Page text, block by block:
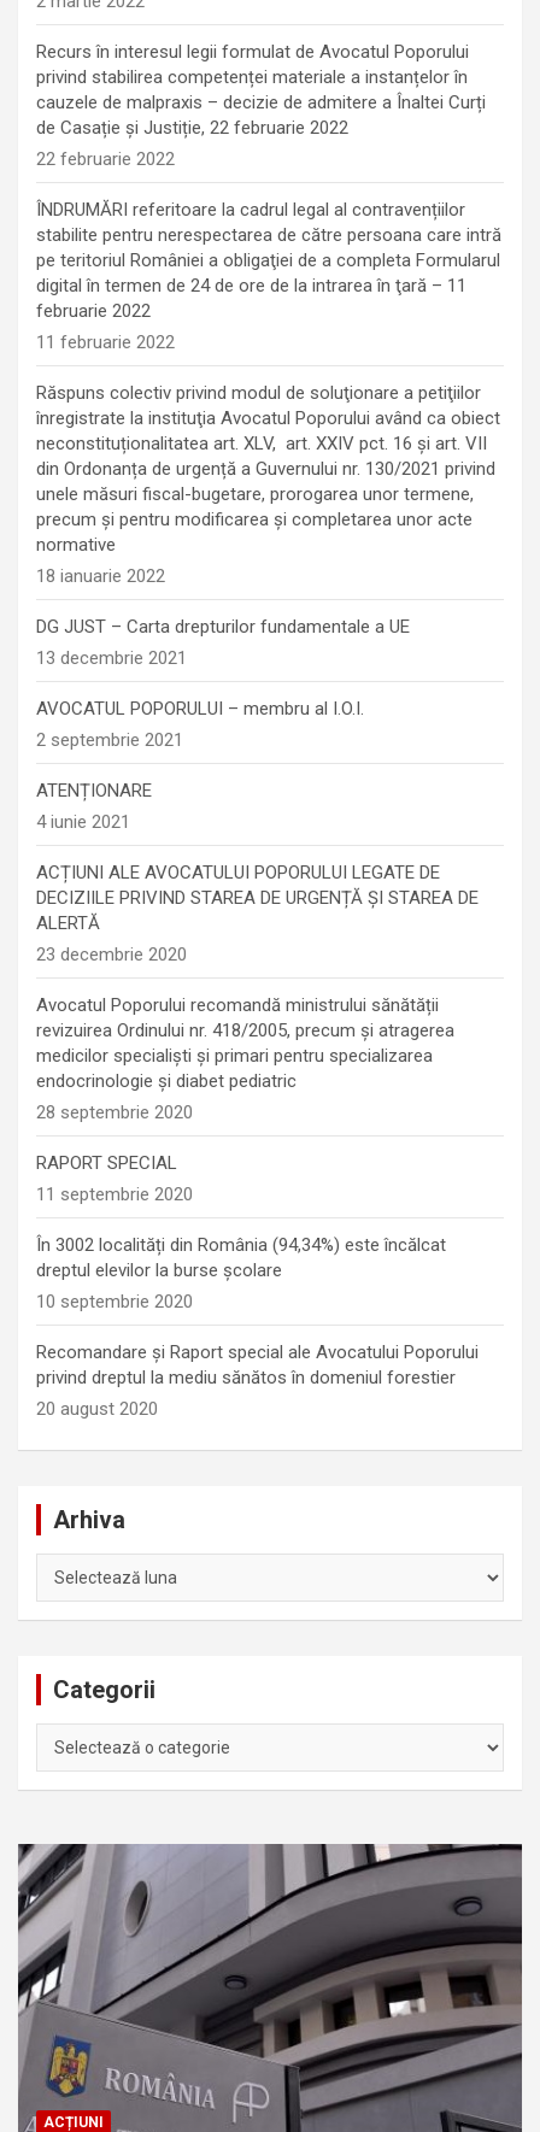
Recurs în interesul legii formulat de Avocatul Poporului
privind stabilirea competenței materiale a instanțelor în
cauzele de malpraxis – decizie de admitere a Înaltei Curți
de Casație și Justiție, 22 februarie 2022
22 februarie 2022
ÎNDRUMĂRI referitoare la cadrul legal al contravențiilor
stabilite pentru nerespectarea de către persoana care intră
pe teritoriul României a obligaţiei de a completa Formularul
digital în termen de 24 de ore de la intrarea în ţară – 11
februarie 2022
11 februarie 2022
Răspuns colectiv privind modul de soluţionare a petiţiilor
înregistrate la instituţia Avocatul Poporului având ca obiect
neconstituționalitatea art. XLV, art. XXIV pct. 16 și art. VII
din Ordonanța de urgență a Guvernului nr. 130/2021 privind
unele măsuri fiscal-bugetare, prorogarea unor termene,
precum şi pentru modificarea şi completarea unor acte
normative
18 ianuarie 2022
DG JUST – Carta drepturilor fundamentale a UE
13 decembrie 2021
AVOCATUL POPORULUI – membru al I.O.I.
2 septembrie 2021
ATENȚIONARE
4 iunie 2021
ACȚIUNI ALE AVOCATULUI POPORULUI LEGATE DE
DECIZIILE PRIVIND STAREA DE URGENȚĂ ȘI STAREA DE
ALERTĂ
23 decembrie 2020
Avocatul Poporului recomandă ministrului sănătății
revizuirea Ordinului nr. 418/2005, precum și atragerea
medicilor specialiști și primari pentru specializarea
endocrinologie şi diabet pediatric
28 septembrie 2020
RAPORT SPECIAL
11 septembrie 2020
În 3002 localități din România (94,34%) este încălcat
dreptul elevilor la burse școlare
10 septembrie 2020
Recomandare și Raport special ale Avocatului Poporului
privind dreptul la mediu sănătos în domeniul forestier
20 august 2020
Arhiva
Categorii
ACȚIUNI